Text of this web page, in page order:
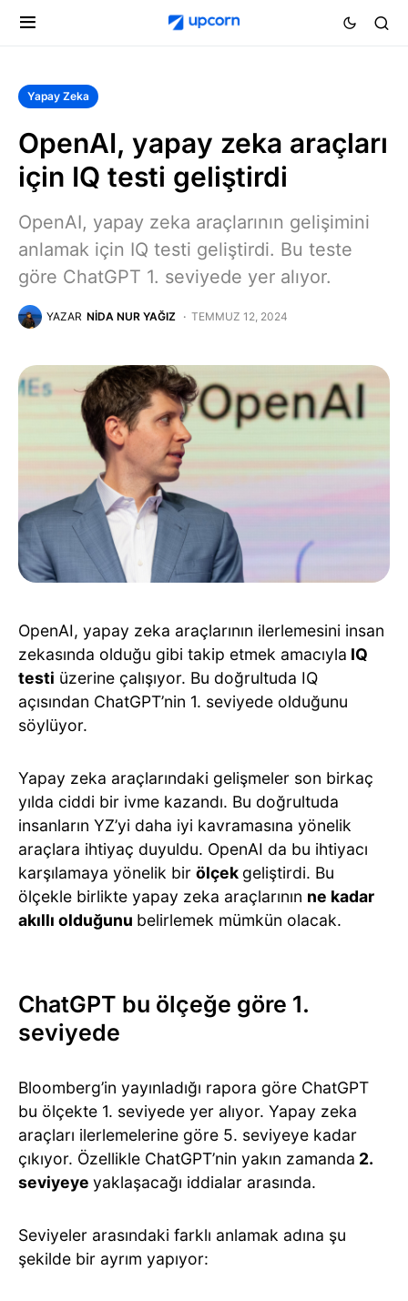
Yapay Zeka
OpenAI, yapay zeka araçları
için IQ testi geliştirdi
OpenAI, yapay zeka araçlarının gelişimini
anlamak için IQ testi geliştirdi. Bu teste
göre ChatGPT 1. seviyede yer alıyor.
YAZAR NIDA NUR YAĞIZ TEMMUZ 12, 2024
OpenAI, yapay zeka araçlarının ilerlemesini insan
zekasında olduğu gibi takip etmek amacıyla IQ
testi üzerine çalışıyor. Bu doğrultuda IQ
açısından ChatGPT’nin 1. seviyede olduğunu
söylüyor.
Yapay zeka araçlarındaki gelişmeler son birkaç
yılda ciddi bir ivme kazandı. Bu doğrultuda
insanların YZ’yi daha iyi kavramasına yönelik
araçlara ihtiyaç duyuldu. OpenAI da bu ihtiyacı
karşılamaya yönelik bir ölçek geliştirdi. Bu
ölçekle birlikte yapay zeka araçlarının ne kadar
akıllı olduğunu belirlemek mümkün olacak.
ChatGPT bu ölçeğe göre 1.
seviyede
Bloomberg’in yayınladığı rapora göre ChatGPT
bu ölçekte 1. seviyede yer alıyor. Yapay zeka
araçları ilerlemelerine göre 5. seviyeye kadar
çıkıyor. Özellikle ChatGPT’nin yakın zamanda 2.
seviyeye yaklaşacağı iddialar arasında.
Seviyeler arasındaki farklı anlamak adına şu
şekilde bir ayrım yapıyor: